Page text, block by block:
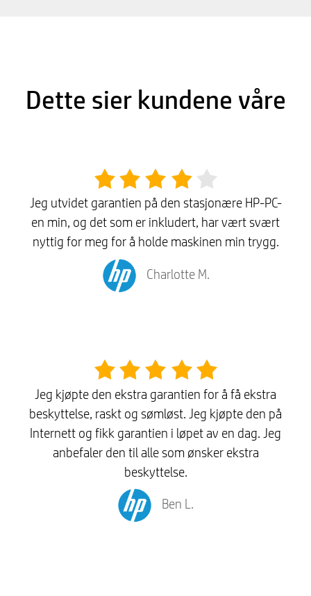
Dette sier kundene våre
Jeg utvidet garantien på den stasjonære HP-PC-
en min, og det som er inkludert, har vært svært
nyttig for meg for å holde maskinen min trygg.
Charlotte M.
Jeg kjøpte den ekstra garantien for å få ekstra
beskyttelse, raskt og sømløst. Jeg kjøpte den på
Internett og fikk garantien i løpet av en dag. Jeg
anbefaler den til alle som ønsker ekstra
beskyttelse.
Ben L.